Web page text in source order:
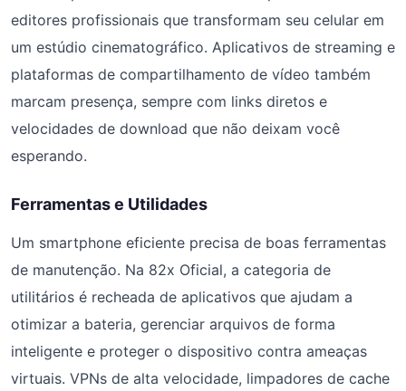
editores profissionais que transformam seu celular em
um estúdio cinematográfico. Aplicativos de streaming e
plataformas de compartilhamento de vídeo também
marcam presença, sempre com links diretos e
velocidades de download que não deixam você
esperando.
Ferramentas e Utilidades
Um smartphone eficiente precisa de boas ferramentas
de manutenção. Na 82x Oficial, a categoria de
utilitários é recheada de aplicativos que ajudam a
otimizar a bateria, gerenciar arquivos de forma
inteligente e proteger o dispositivo contra ameaças
virtuais. VPNs de alta velocidade, limpadores de cache